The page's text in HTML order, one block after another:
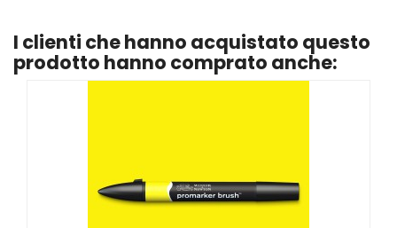
I clienti che hanno acquistato questo
prodotto hanno comprato anche: